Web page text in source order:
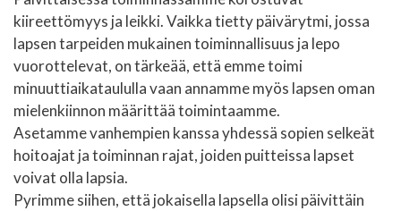
kiireettömyys ja leikki. Vaikka tietty päivärytmi, jossa
lapsen tarpeiden mukainen toiminnallisuus ja lepo
vuorottelevat, on tärkeää, että emme toimi
minuuttiaikataululla vaan annamme myös lapsen oman
mielenkiinnon määrittää toimintaamme.
Asetamme vanhempien kanssa yhdessä sopien selkeät
hoitoajat ja toiminnan rajat, joiden puitteissa lapset
voivat olla lapsia.
Pyrimme siihen, että jokaisella lapsella olisi päivittäin